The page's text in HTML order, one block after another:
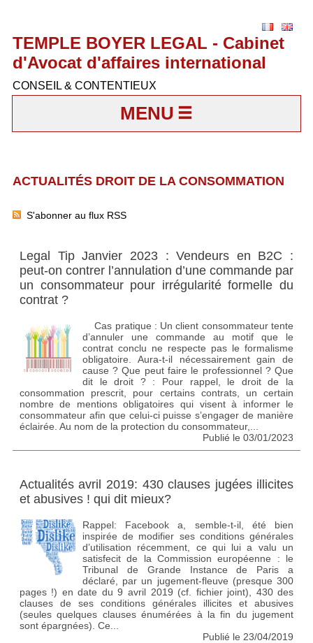
TEMPLE BOYER LEGAL - Cabinet
d'Avocat d'affaires international
CONSEIL & CONTENTIEUX
MENU
ACTUALITÉS DROIT DE LA CONSOMMATION
S'abonner au flux RSS
Legal Tip Janvier 2023 : Vendeurs en B2C :
peut-on contrer l’annulation d’une commande par
un consommateur pour irrégularité formelle du
contrat ?
Cas pratique : Un client consommateur tente
d’annuler une commande au motif que le
contrat conclu ne respecte pas le formalisme
obligatoire. Aura-t-il nécessairement gain de
cause ? Que peut faire le professionnel ? Que
dit le droit ? : Pour rappel, le droit de la
consommation prescrit, pour certains contrats, un certain
nombre de mentions obligatoires qui visent à informer le
consommateur afin que celui-ci puisse s’engager de manière
éclairée. Au nom de la protection du consommateur,...
Publié le 03/01/2023
Actualités avril 2019: 430 clauses jugées illicites
et abusives ! qui dit mieux?
Rappel: Facebook a, semble-t-il, été bien
inspirée de modifier ses conditions générales
d’utilisation récemment, ce qui lui a valu un
satisfecit de la Commission européenne : le
Tribunal de Grande Instance de Paris a
déclaré, par un jugement-fleuve (presque 300
pages !) en date du 9 avril 2019 (cf. fichier joint), 430 des
clauses de ses conditions générales illicites et abusives
(seules quelques clauses énumérées à la fin du jugement
sont épargnées). Ce...
Publié le 23/04/2019